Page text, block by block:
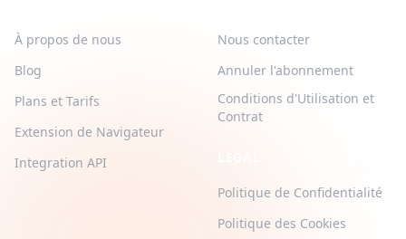
À propos de nous
Blog
Plans et Tarifs
Extension de Navigateur
Integration API
Nous contacter
Annuler l'abonnement
Conditions d'Utilisation et
Contrat
Politique de Confidentialité
Politique des Cookies